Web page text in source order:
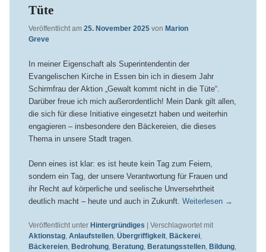
Tüte
Veröffentlicht am 25. November 2025 von Marion
Greve
In meiner Eigenschaft als Superintendentin der
Evangelischen Kirche in Essen bin ich in diesem Jahr
Schirmfrau der Aktion „Gewalt kommt nicht in die Tüte“.
Darüber freue ich mich außerordentlich! Mein Dank gilt allen,
die sich für diese Initiative eingesetzt haben und weiterhin
engagieren – insbesondere den Bäckereien, die dieses
Thema in unsere Stadt tragen.
Denn eines ist klar: es ist heute kein Tag zum Feiern,
sondern ein Tag, der unsere Verantwortung für Frauen und
ihr Recht auf körperliche und seelische Unversehrtheit
deutlich macht – heute und auch in Zukunft. Weiterlesen →
Veröffentlicht unter Hintergründiges | Verschlagwortet mit
Aktionstag, Anlaufstellen, Übergriffigkeit, Bäckerei,
Bäckereien, Bedrohung, Beratung, Beratungsstellen, Bildung,